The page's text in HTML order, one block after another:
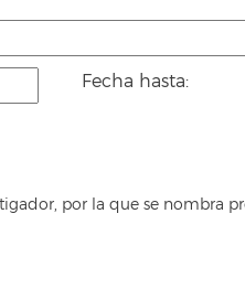
Fecha hasta:
por la que se nombra